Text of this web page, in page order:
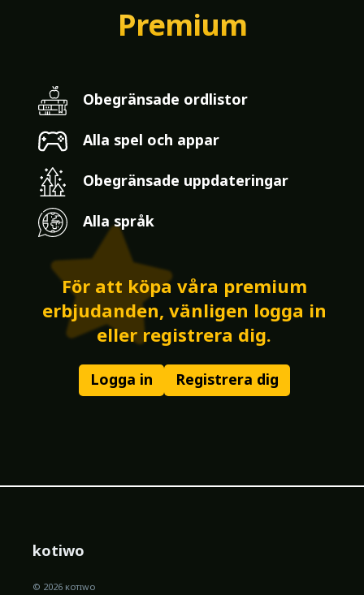
Premium
Obegränsade ordlistor
Alla spel och appar
Obegränsade uppdateringar
Alla språk
För att köpa våra premium
erbjudanden, vänligen logga in
eller registrera dig.
Logga in Registrera dig
kotiwo
© 2026 kotiwo